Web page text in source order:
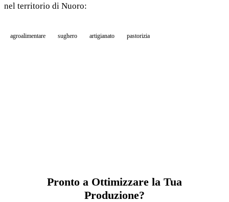
nel territorio di Nuoro:
agroalimentare sughero artigianato pastorizia
Pronto a Ottimizzare la Tua
Produzione?